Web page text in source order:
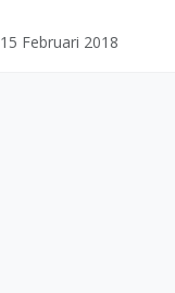
15 Februari 2018